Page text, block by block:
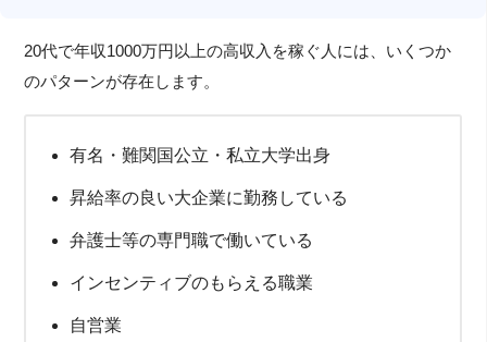
20代で年収1000万円以上の高収入を稼ぐ人には、いくつか
のパターンが存在します。
有名・難関国公立・私立大学出身
昇給率の良い大企業に勤務している
弁護士等の専門職で働いている
インセンティブのもらえる職業
自営業